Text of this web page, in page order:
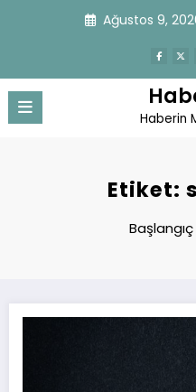
Ağustos 9,
Haberin
Etiket:
Başlangıç